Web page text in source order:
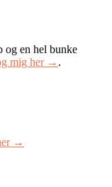
og en hel bunke
mig her → .
→